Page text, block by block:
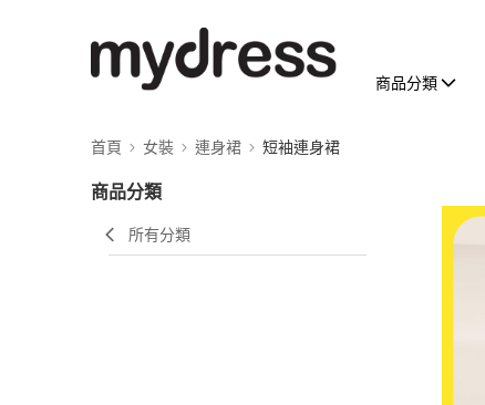
商品分類
首頁 女裝 連身裙 短袖連身裙
商品分類
所有分類